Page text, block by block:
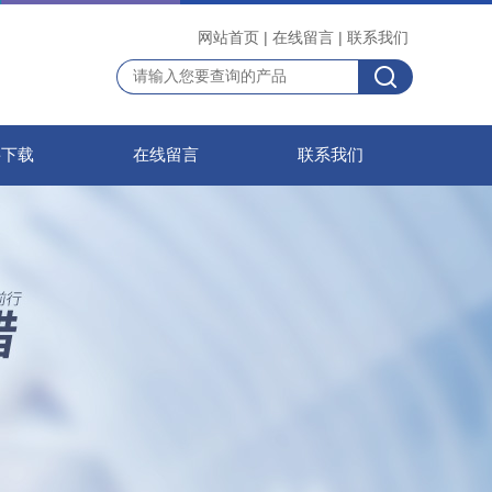
网站首页 | 在线留言 | 联系我们
载 在线留言 联系我们